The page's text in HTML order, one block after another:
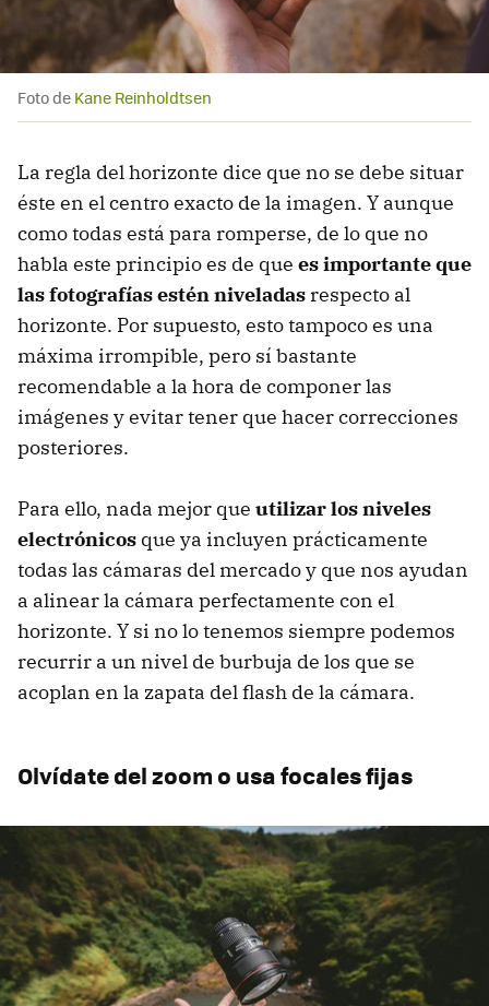
Foto de Kane Reinholdtsen
La regla del horizonte dice que no se debe situar
éste en el centro exacto de la imagen. Y aunque
como todas está para romperse, de lo que no
habla este principio es de que es importante que
las fotografías estén niveladas respecto al
horizonte. Por supuesto, esto tampoco es una
máxima irrompible, pero sí bastante
recomendable a la hora de componer las
imágenes y evitar tener que hacer correcciones
posteriores.
Para ello, nada mejor que utilizar los niveles
electrónicos que ya incluyen prácticamente
todas las cámaras del mercado y que nos ayudan
a alinear la cámara perfectamente con el
horizonte. Y si no lo tenemos siempre podemos
recurrir a un nivel de burbuja de los que se
acoplan en la zapata del flash de la cámara.
Olvídate del zoom o usa focales fijas